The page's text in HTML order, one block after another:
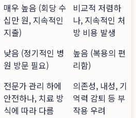
매우 높음 (회당 수
십만 원, 지속적인
지출)
비교적 저렴하
나, 지속적인 처
방 비용 발생
낮음 (정기적인 병
원 방문 필요)
높음 (복용의 편
리함)
전문가 관리 하에
안전하나, 치료 방
식에 따라 다름
의존성, 내성, 기
억력 감퇴 등 부
작용 우려